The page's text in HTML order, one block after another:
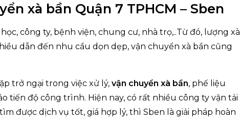
xà bần Quận 7 TPHCM – Sben
công ty, bệnh viện, chung cư, nhà trọ,..Từ đó, lượng xà
dẫn đến nhu cầu dọn dẹp, vận chuyển xà bần cũng
trở ngại trong việc xử lý, vận chuyển xà bần, phế liệu
tiến độ công trình. Hiện nay, có rất nhiều công ty vận tải
được dịch vụ tốt, giá hợp lý, thì Sben là giải pháp hoàn